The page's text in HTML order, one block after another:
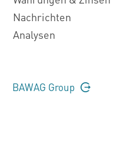
Nachrichten
Analysen
BAWAG Group